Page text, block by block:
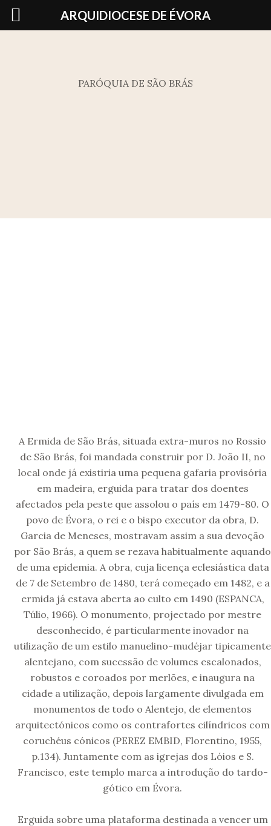
Skip
PARÓQUIA DE SÃO BRÁS
A Ermida de São Brás, situada extra-muros no Rossio
de São Brás, foi mandada construir por D. João II, no
local onde já existiria uma pequena gafaria provisória
em madeira, erguida para tratar dos doentes
afectados pela peste que assolou o país em 1479-80. O
povo de Évora, o rei e o bispo executor da obra, D.
Garcia de Meneses, mostravam assim a sua devoção
por São Brás, a quem se rezava habitualmente aquando
de uma epidemia. A obra, cuja licença eclesiástica data
de 7 de Setembro de 1480, terá começado em 1482, e a
ermida já estava aberta ao culto em 1490 (ESPANCA,
Túlio, 1966). O monumento, projectado por mestre
desconhecido, é particularmente inovador na
utilização de um estilo manuelino-mudéjar tipicamente
alentejano, com sucessão de volumes escalonados,
robustos e coroados por merlões, e inaugura na
cidade a utilização, depois largamente divulgada em
monumentos de todo o Alentejo, de elementos
arquitectónicos como os contrafortes cilíndricos com
coruchéus cónicos (PEREZ EMBID, Florentino, 1955,
p.134). Juntamente com as igrejas dos Lóios e S.
Francisco, este templo marca a introdução do tardo-
gótico em Évora.
Erguida sobre uma plataforma destinada a vencer um
ARQUIDIOCESE DE ÉVORA